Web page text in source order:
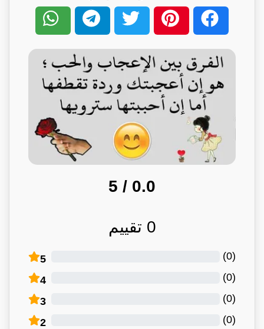
0.0
/ 5
0 تقييم
5 (
0
)
4 (
0
)
3 (
0
)
2 (
0
)